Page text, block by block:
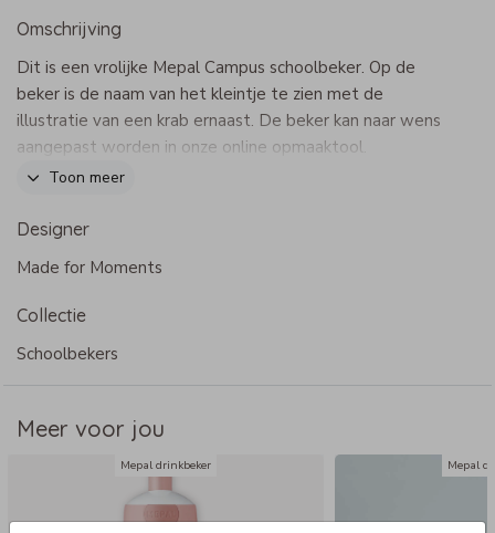
Omschrijving
Dit is een vrolijke Mepal Campus schoolbeker. Op de
beker is de naam van het kleintje te zien met de
illustratie van een krab ernaast. De beker kan naar wens
aangepast worden in onze online opmaaktool.
Dit product maakt onderdeel uit van
- Merk: Mepal
- Inhoud: 300 ml
- Lekt niet
- Bij voorkeur met de hand wassen of tot maximaal 60
graden in de vaatwasser
Toon meer
Designer
Made for Moments
Collectie
Schoolbekers
Meer voor jou
Mepal drinkbeker Mepal